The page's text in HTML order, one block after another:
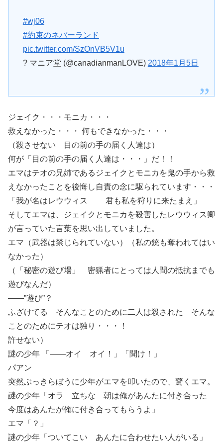
#wj06
#約束のネバーランド
pic.twitter.com/SzOnVB5V1u
? マニア堂 (@canadianmanLOVE) 2018年1月5日
ジェイク・・・モニカ・・・
救えなかった・・・ 何もできなかった・・・
（殺させない 目の前の手の届く人達は）
何が「目の前の手の届く人達は・・・」だ！！
エマはテオの兄姉であるジェイクとモニカを鬼の手から救
えなかったことを後悔し自責の念に駆られています・・・
「我が名はレウウィス 君も私を狩りに来たまえ」
そしてエマは、ジェイクとモニカを殺害したレウウィス卿
が言っていた言葉を思い出していました。
エマ（武器は禁じられていない）（私の銃も奪われてはい
なかった）
（「秘密の遊び場」 密猟者にとっては人間の抵抗までも
遊びなんだ）
――”遊び”？
ふざけてる そんなことのために二人は殺された そんな
ことのためにテオは独り・・・！
許せない）
謎の少年 「――オイ オイ！」「聞け！」
パアン
突然ぶっきらぼうに少年がエマを叩いたので、驚くエマ。
謎の少年「オラ 立ちな 朝は俺があんたに付き合った
今度はあんたが俺に付き合ってもらうよ」
エマ「？」
謎の少年「ついてこい あんたに合わせたい人がいる」